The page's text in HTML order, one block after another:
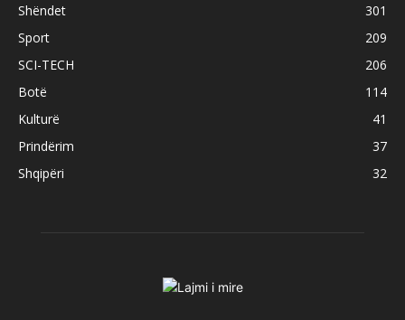
Shëndet
301
Sport
209
SCI-TECH
206
Botë
114
Kulturë
41
Prindërim
37
Shqipëri
32